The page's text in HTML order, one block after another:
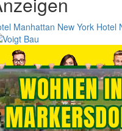
Manhattan New York Hotel